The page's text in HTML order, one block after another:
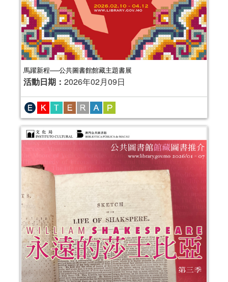
馬躍新程──公共圖書館館藏主題書展
活動日期： 2026年02月09日